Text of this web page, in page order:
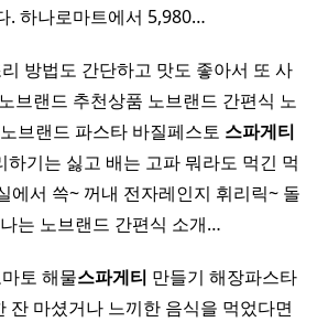
. 하나로마트에서 5,980…
방법도 간단하고 맛도 좋아서 또 사
브랜드 추천상품 노브랜드 간편식 노
브랜드 파스타 바질페스토 스파게티
하기는 싫고 배는 고파 뭐라도 먹긴 먹
에서 쓱~ 꺼내 전자레인지 휘리릭~ 돌
는 노브랜드 간편식 소개…
토 해물스파게티 만들기 해장파스타
잔 마셨거나 느끼한 음식을 먹었다면